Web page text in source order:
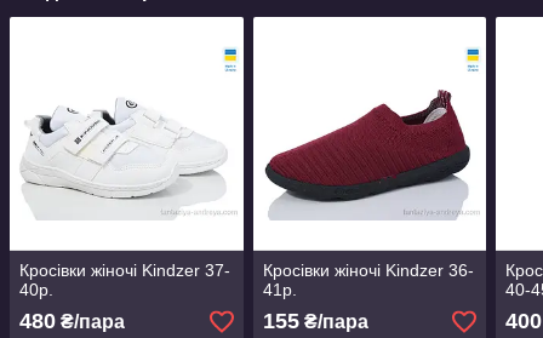
Кросівки жіночі Kindzer 37-
40р.
480 ₴/пара
Кросівки жіночі Kindzer 36-
41р.
155₴/пара
40-
400